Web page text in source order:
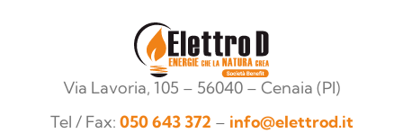
Via Lavoria, 105 – 56040 – Cenaia (PI)
Tel / Fax: 050 643 372 – info@elettrod.it